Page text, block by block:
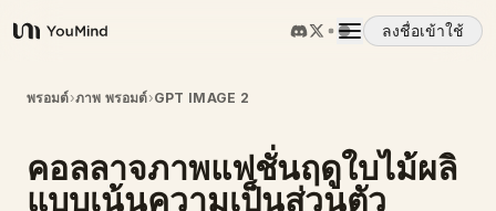
YouMind
ลงชื่อเข้าใช้
ภาพรวม
กรณีการใช้งาน
พรอมต์›ภาพ พรอมต์›GPT IMAGE 2
คอลลาจภาพแฟชั่นฤดูใบไม้ผลิ
แบบเน้นความเป็นส่วนตัว